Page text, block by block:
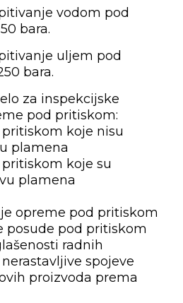
vodom pod
bara.
uljem pod
bara.
za inspekcijske
pod pritiskom:
koje nisu
plamena
koje su
plamena
opreme pod pritiskom
posude pod pritiskom
radnih
spojeve
proizvoda prema